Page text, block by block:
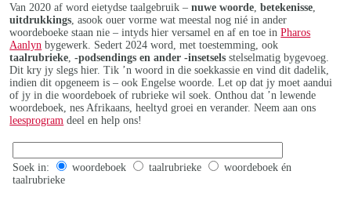
Van 2020 af word eietydse taalgebruik –nuwe woorde ,betekenisse
uitdrukkings , asook ouer vorme wat meestal nog nié in ander
woordeboeke staan nie – intyds hier versamel en af en toe inPharos
Aanlyn bygewerk. Sedert 2024 word, met toestemming, ook
taalrubrieke ,-podsendings en ander -insetsels stelselmatig bygevoeg.
Dit kry jy slegs hier. Tik ’n woord in die soekkassie en vind dit dadelik,
indien dit opgeneem is – ook Engelse woorde. Let op dat jy moet aandui
of jy in die woordeboek of rubrieke wil soek. Onthou dat ’n lewende
woordeboek, nes Afrikaans, heeltyd groei en verander. Neem aan ons
leesprogram deel en help ons!
Soek in: woordeboek taalrubrieke
woordeboek én
taalrubrieke